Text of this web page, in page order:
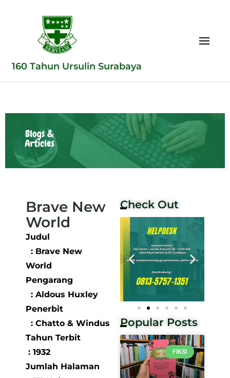
160 Tahun Ursulin Surabaya
Brave New
World
Judul
: Brave New
World
Pengarang
: Aldous Huxley
Penerbit
: Chatto & Windus
Tahun Terbit
: 1932
Jumlah Halaman
Check Out
Popular Posts
FIKSI